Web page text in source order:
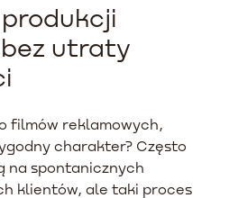
utraty
filmów reklamowych,
charakter? Często
na spontanicznych
klientów, ale taki proces